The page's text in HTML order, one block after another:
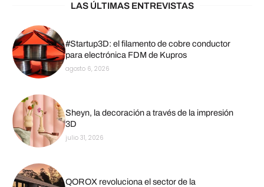
LAS ÚLTIMAS ENTREVISTAS
#Startup3D: el filamento de cobre conductor
para electrónica FDM de Kupros
agosto 6, 2026
Sheyn, la decoración a través de la impresión
3D
julio 31, 2026
QOROX revoluciona el sector de la